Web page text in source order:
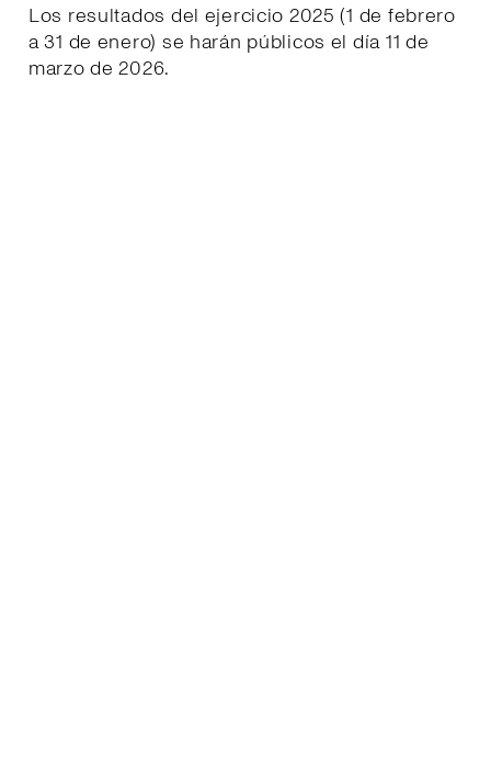
Los resultados del ejercicio 2025 (1 de febrero
a 31 de enero) se harán públicos el día 11 de
marzo de 2026.